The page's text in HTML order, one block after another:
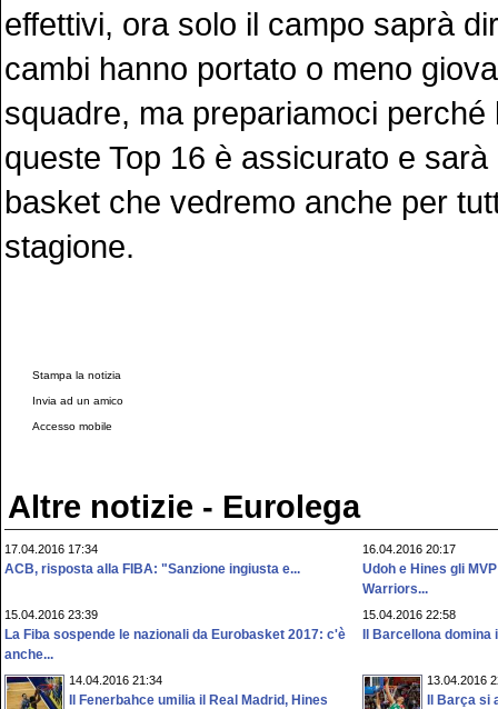
effettivi, ora solo il campo saprà
cambi hanno portato o meno
squadre, ma prepariamoci perché
queste Top 16 è assicurato e sarà
basket che vedremo anche per
stagione.
Stampa la notizia
Invia ad un amico
Accesso mobile
Altre notizie - Eurolega
17.04.2016 17:34
ACB, risposta alla FIBA: "Sanzione ingiusta e...
16.04.2016 20:17
Udoh e Hines gli
Warriors...
15.04.2016 23:39
La Fiba sospende le nazionali da Eurobasket 2017: c'è
anche...
15.04.2016 22:58
Il Barcellona
14.04.2016 21:34
Il Fenerbahce umilia il Real Madrid, Hines
13.04.2016
Il Barça